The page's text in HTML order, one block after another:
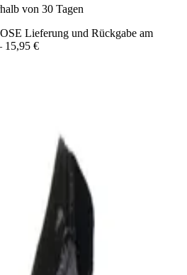
von 30 Tagen
Lieferung und Rückgabe am
15,95 €